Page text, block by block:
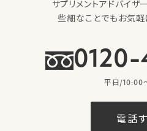
サプリメントアドバイザ
些細なことでもお気軽
0120-
平日/10:00
電話